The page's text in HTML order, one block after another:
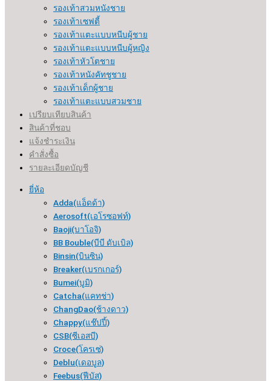
รองเท้าสวมหนังชาย
รองเท้าเซฟตี้
รองเท้าแตะแบบหนีบผู้ชาย
รองเท้าแตะแบบหนีบผู้หญิง
รองเท้าหัวโตชาย
รองเท้าหนังคัทชูชาย
รองเท้าเด็กผู้ชาย
รองเท้าแตะแบบสวมชาย
เปรียบเทียบสินค้า
สินค้าที่ชอบ
แจ้งชำระเงิน
คำสั่งซื้อ
รายละเอียดบัญชี
ยี่ห้อ
Adda(แอ็ดด้า)
Aerosoft(เอโรซอฟท์)
Baoji(บาโอจิ)
BB Bouble(บีบี ดับเบิล)
Binsin(บินซิน)
Breaker(เบรกเกอร์​)
Bumei(บูมิ)
Catcha(แคทช่า)
ChangDao(ช้างดาว)
Chappy(แช๊ปปี้)
CSB(ซีเอสบี)
Croce(โครเซ่)
Deblu(เดอบูล)
Feebus(ฟีบัส)